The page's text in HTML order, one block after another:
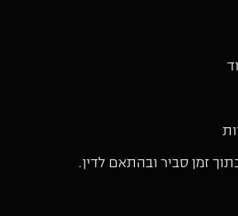
זמן סביר ובהתאם לדין.